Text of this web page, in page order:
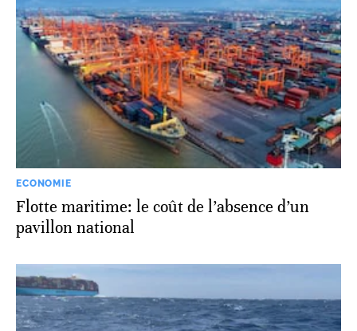
ECONOMIE
Flotte maritime: le coût de l’absence d’un
pavillon national